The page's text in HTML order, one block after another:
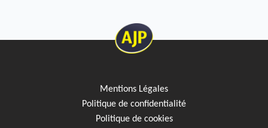
Mentions Légales
Politique de confidentialité
Politique de cookies